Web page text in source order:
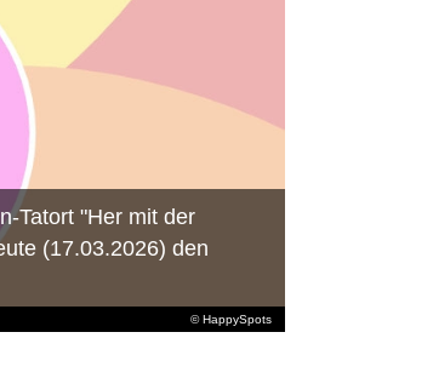
© HappySpots
Tatort "Her mit der
(17.03.2026) den